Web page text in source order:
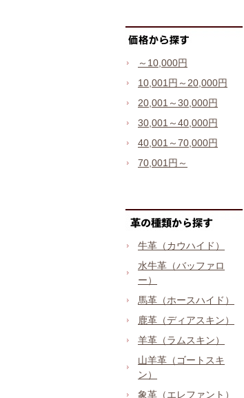
～10,000円
10,001円～20,000円
20,001～30,000円
30,001～40,000円
40,001～70,000円
70,001円～
牛革（カウハイド）
水牛革（バッファロ
ー）
馬革（ホースハイド）
鹿革（ディアスキン）
羊革（ラムスキン）
山羊革（ゴートスキ
ン）
象革（エレファント）